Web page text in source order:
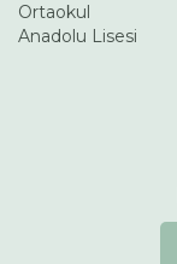
Ortaokul
Anadolu Lisesi